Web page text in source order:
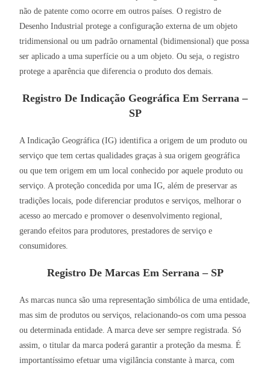
não de patente como ocorre em outros países. O registro de
Desenho Industrial protege a configuração externa de um objeto
tridimensional ou um padrão ornamental (bidimensional) que possa
ser aplicado a uma superfície ou a um objeto. Ou seja, o registro
protege a aparência que diferencia o produto dos demais.
Registro De Indicação Geográfica Em Serrana –
SP
A Indicação Geográfica (IG) identifica a origem de um produto ou
serviço que tem certas qualidades graças à sua origem geográfica
ou que tem origem em um local conhecido por aquele produto ou
serviço. A proteção concedida por uma IG, além de preservar as
tradições locais, pode diferenciar produtos e serviços, melhorar o
acesso ao mercado e promover o desenvolvimento regional,
gerando efeitos para produtores, prestadores de serviço e
consumidores.
Registro De Marcas Em Serrana – SP
As marcas nunca são uma representação simbólica de uma entidade,
mas sim de produtos ou serviços, relacionando-os com uma pessoa
ou determinada entidade. A marca deve ser sempre registrada. Só
assim, o titular da marca poderá garantir a proteção da mesma. É
importantíssimo efetuar uma vigilância constante à marca, com